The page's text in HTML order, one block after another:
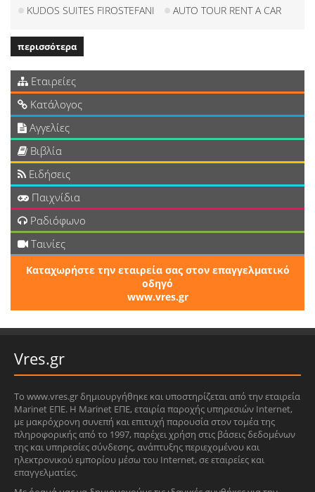
KUDOS SUITES FIROSTEFANI
AUTO TOUR RENT A CAR
περισσότερα
Εταιρείες
Κατάλογος
Αγγελίες
Βιβλία
Ειδήσεις
Παιχνίδια
Ραδιόφωνο
Ταινίες
Καταχωρήστε την εταιρεία σας στον επαγγελματικό
οδηγό
www.vres.gr
Vres.gr
Το www.vres.gr δημιουργήθηκε και υποστηρίζεται από την εταιρεία
Marinet ΕΠΕ. Η Marinet ΕΠΕ, εταιρία παροχής υπηρεσιών Internet,
με μακρόχρονη συνεπή και επιτυχή παρουσία στον τομέα της
πληροφορικής από το 1997, παρέχει χρήση στις βάσεις δεδομένων
της και υπηρεσίες σύνδεσης, ανάπτυξης περιεχομένου και
ηλεκτρονικού εμπορίου μέσω του Internet, σε εταιρείες και
επαγγελματίες.